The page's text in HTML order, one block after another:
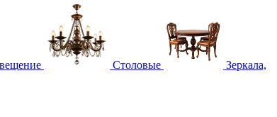
Столовые Зеркала,